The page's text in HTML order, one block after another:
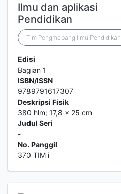
Ilmu dan aplikasi
Pendidikan
Tim Pengmebang Ilmu Pendidikan
Edisi
Bagian 1
ISBN/ISSN
9789791617307
Deskripsi Fisik
380 hlm; 17,8 x 25 cm
Judul Seri
-
No. Panggil
370 TIM i